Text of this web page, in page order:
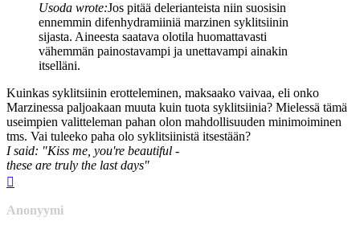
Usoda wrote:Jos pitää delerianteista niin suosisin
ennemmin difenhydramiiniä marzinen syklitsiinin
sijasta. Aineesta saatava olotila huomattavasti
vähemmän painostavampi ja unettavampi ainakin
itselläni.
Kuinkas syklitsiinin erotteleminen, maksaako vaivaa, eli onko
Marzinessa paljoakaan muuta kuin tuota syklitsiinia? Mielessä tämä
useimpien valitteleman pahan olon mahdollisuuden minimoiminen
tms. Vai tuleeko paha olo syklitsiinistä itsestään?
I said: "Kiss me, you're beautiful -
these are truly the last days"
Anonyymi